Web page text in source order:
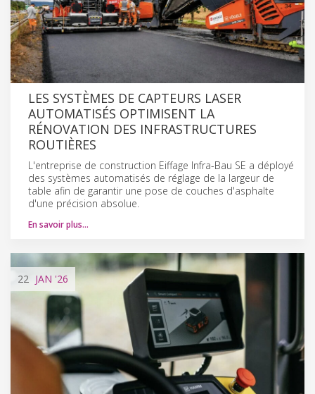
LES SYSTÈMES DE CAPTEURS LASER
AUTOMATISÉS OPTIMISENT LA
RÉNOVATION DES INFRASTRUCTURES
ROUTIÈRES
L'entreprise de construction Eiffage Infra-Bau SE a déployé
des systèmes automatisés de réglage de la largeur de
table afin de garantir une pose de couches d'asphalte
d'une précision absolue.
En savoir plus…
22 JAN '26